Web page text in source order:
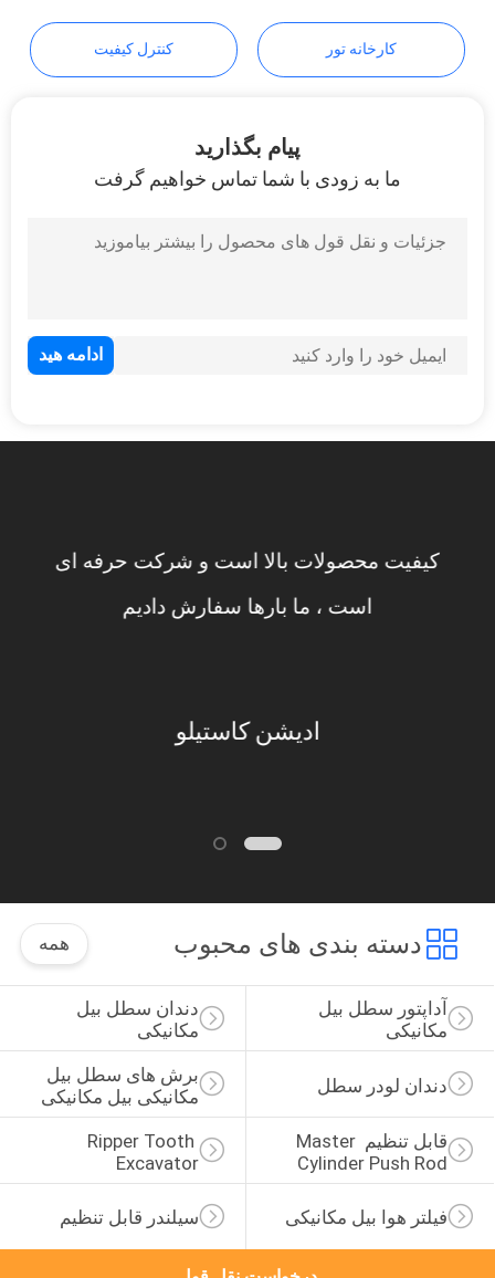
کارخانه تور کنترل کیفیت
پیام بگذارید
ما به زودی با شما تماس خواهیم گرفت
کیفیت محصولات بالا است و شرکت حرفه ای
است ، ما بارها سفارش دادیم
ادیشن کاستیلو
دسته بندی های محبوب همه
دندان سطل بیل
مکانیکی
آداپتور سطل بیل
مکانیکی
برش های سطل بیل
مکانیکی بیل مکانیکی
دندان لودر سطل
Ripper Tooth
Excavator
قابل تنظیم Master
Cylinder Push Rod
سیلندر قابل تنظیم فیلتر هوا بیل مکانیکی